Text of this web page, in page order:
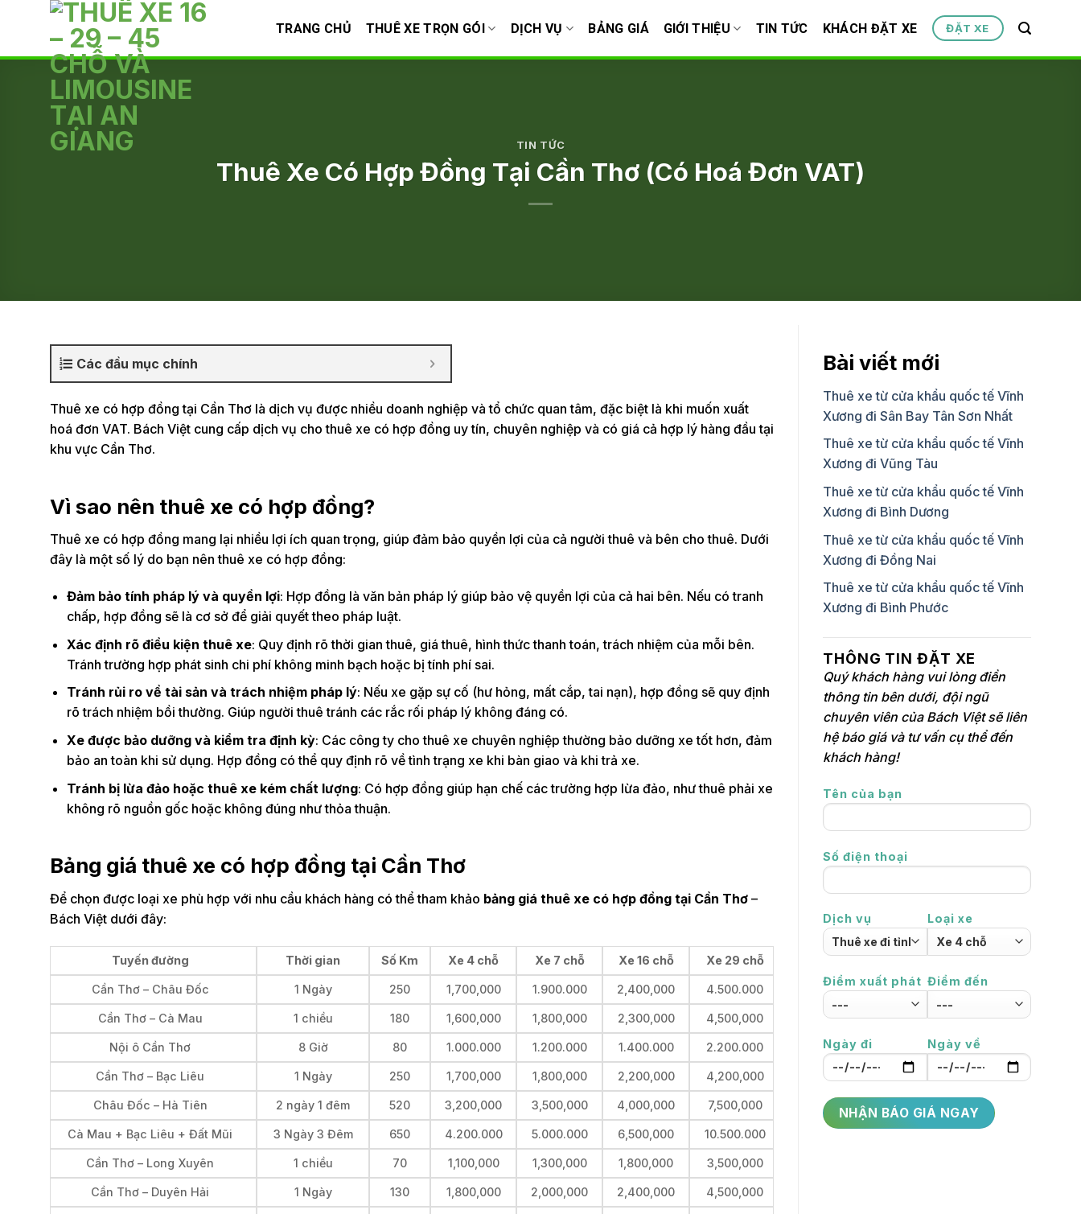
TRANG CHỦ THUÊ XE TRỌN GÓI DỊCH VỤ BẢNG GIÁ GIỚI THIỆU TIN TỨC KHÁCH ĐẶT XE ĐẶT XE
TIN TỨC
Thuê Xe Có Hợp Đồng Tại Cần Thơ (Có Hoá Đơn VAT)
Các đầu mục chính
Thuê xe có hợp đồng tại Cần Thơ là dịch vụ được nhiều doanh nghiệp và tổ chức quan tâm, đặc biệt là khi muốn xuất
hoá đơn VAT. Bách Việt cung cấp dịch vụ cho thuê xe có hợp đồng uy tín, chuyên nghiệp và có giá cả hợp lý hàng đầu tại
khu vực Cần Thơ.
Vì sao nên thuê xe có hợp đồng?
Thuê xe có hợp đồng mang lại nhiều lợi ích quan trọng, giúp đảm bảo quyền lợi của cả người thuê và bên cho thuê. Dưới
đây là một số lý do bạn nên thuê xe có hợp đồng:
Đảm bảo tính pháp lý và quyền lợi: Hợp đồng là văn bản pháp lý giúp bảo vệ quyền lợi của cả hai bên. Nếu có tranh
chấp, hợp đồng sẽ là cơ sở để giải quyết theo pháp luật.
Xác định rõ điều kiện thuê xe: Quy định rõ thời gian thuê, giá thuê, hình thức thanh toán, trách nhiệm của mỗi bên.
Tránh trường hợp phát sinh chi phí không minh bạch hoặc bị tính phí sai.
Tránh rủi ro về tài sản và trách nhiệm pháp lý: Nếu xe gặp sự cố (hư hỏng, mất cắp, tai nạn), hợp đồng sẽ quy định
rõ trách nhiệm bồi thường. Giúp người thuê tránh các rắc rối pháp lý không đáng có.
Xe được bảo dưỡng và kiểm tra định kỳ: Các công ty cho thuê xe chuyên nghiệp thường bảo dưỡng xe tốt hơn, đảm
bảo an toàn khi sử dụng. Hợp đồng có thể quy định rõ về tình trạng xe khi bàn giao và khi trả xe.
Tránh bị lừa đảo hoặc thuê xe kém chất lượng: Có hợp đồng giúp hạn chế các trường hợp lừa đảo, như thuê phải xe
không rõ nguồn gốc hoặc không đúng như thỏa thuận.
Bảng giá thuê xe có hợp đồng tại Cần Thơ
Để chọn được loại xe phù hợp với nhu cầu khách hàng có thể tham khảo bảng giá thuê xe có hợp đồng tại Cần Thơ –
Bách Việt dưới đây:
Tuyến đường Thời gian Số Km Xe 4 chỗ Xe 7 chỗ Xe 16 chỗ Xe 29 chỗ
Cần Thơ – Châu Đốc 1 Ngày 250 1,700,000 1.900.000 2,400,000 4.500.000
Cần Thơ – Cà Mau 1 chiều 180 1,600,000 1,800,000 2,300,000 4,500,000
Nội ô Cần Thơ 8 Giờ 80 1.000.000 1.200.000 1.400.000 2.200.000
Cần Thơ – Bạc Liêu 1 Ngày 250 1,700,000 1,800,000 2,200,000 4,200,000
Châu Đốc – Hà Tiên 2 ngày 1 đêm 520 3,200,000 3,500,000 4,000,000 7,500,000
Cà Mau + Bạc Liêu + Đất Mũi 3 Ngày 3 Đêm 650 4.200.000 5.000.000 6,500,000 10.500.000
Cần Thơ – Long Xuyên 1 chiều 70 1,100,000 1,300,000 1,800,000 3,500,000
Cần Thơ – Duyên Hải 1 Ngày 130 1,800,000 2,000,000 2,400,000 4,500,000
Bài viết mới
Thuê xe từ cửa khẩu quốc tế Vĩnh
Xương đi Sân Bay Tân Sơn Nhất
Thuê xe từ cửa khẩu quốc tế Vĩnh
Xương đi Vũng Tàu
Thuê xe từ cửa khẩu quốc tế Vĩnh
Xương đi Bình Dương
Thuê xe từ cửa khẩu quốc tế Vĩnh
Xương đi Đồng Nai
Thuê xe từ cửa khẩu quốc tế Vĩnh
Xương đi Bình Phước
THÔNG TIN ĐẶT XE
Quý khách hàng vui lòng điền
thông tin bên dưới, đội ngũ
chuyên viên của Bách Việt sẽ liên
hệ báo giá và tư vấn cụ thể đến
khách hàng!
Tên của bạn
Số điện thoại
Dịch vụ Loại xe
Điểm xuất phát Điểm đến
Ngày đi Ngày về